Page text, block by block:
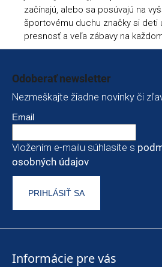
začínajú, alebo sa posúvajú na
športovému duchu značky si deti
presnosť a veľa zábavy na
Odoberať newsletter
Nezmeškajte žiadne novinky či
Email
Vložením e-mailu súhlasíte s
osobných údajov
PRIHLÁSIŤ SA
Informácie pre vás